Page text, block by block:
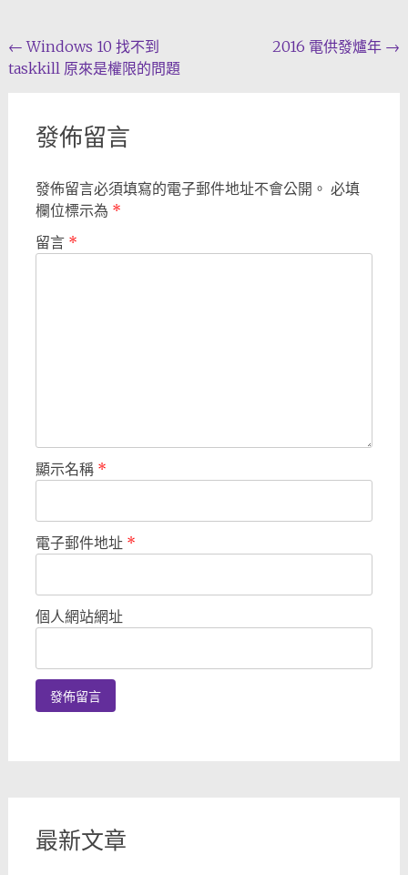
Post
navigation
← Windows 10 找不到
taskkill 原來是權限的問題
2016 電供發爐年 →
發佈留言
發佈留言必須填寫的電子郵件地址不會公開。 必填
欄位標示為 *
留言 *
顯示名稱 *
電子郵件地址 *
個人網站網址
最新文章